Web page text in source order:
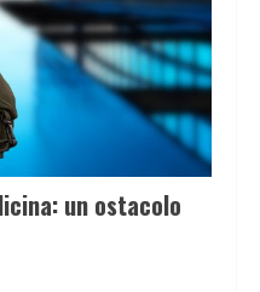
un ostacolo